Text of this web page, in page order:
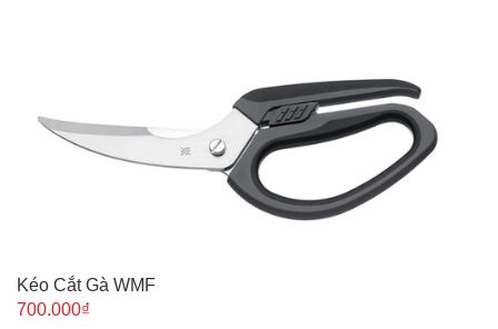
Kéo Cắt Gà WMF
700.000₫